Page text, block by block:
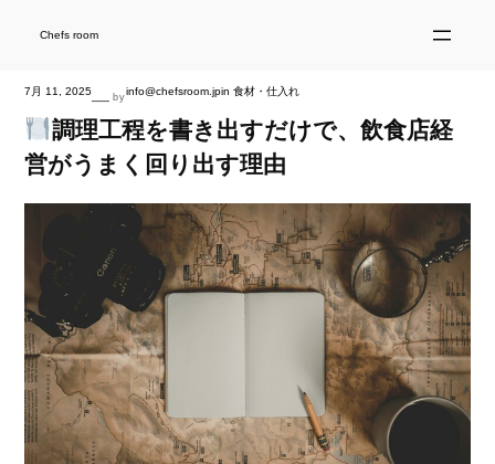
Chefs room
7月 11, 2025— byinfo@chefsroom.jpin食材・仕入れ
調理工程を書き出すだけで、飲食店経
営がうまく回り出す理由